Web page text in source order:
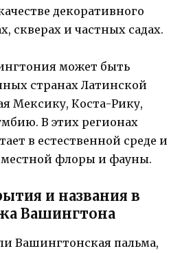
декоративного
скверах и частных садах.
может быть
странах Латинской
Мексику, Коста-Рику,
В этих регионах
в естественной среде и
местной флоры и фауны.
и названия в
Вашингтона
Вашингтонская пальма,